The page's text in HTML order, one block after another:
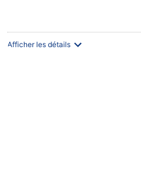
Afficher les détails